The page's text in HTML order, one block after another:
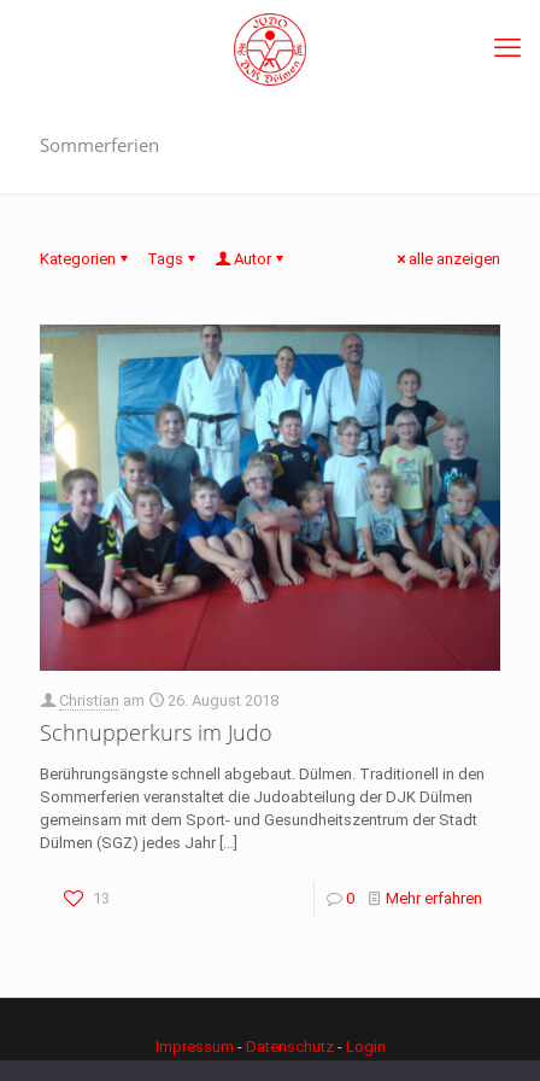
Sommerferien
Kategorien Tags Autor alle anzeigen
Christian am 26. August 2018
Schnupperkurs im Judo
Berührungsängste schnell abgebaut. Dülmen. Traditionell in den
Sommerferien veranstaltet die Judoabteilung der DJK Dülmen
gemeinsam mit dem Sport- und Gesundheitszentrum der Stadt
Dülmen (SGZ) jedes Jahr […]
13 0 Mehr erfahren
Impressum - Datenschutz- Login